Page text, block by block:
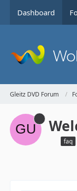
Dashboard
Gleitz DVD Forum
faq